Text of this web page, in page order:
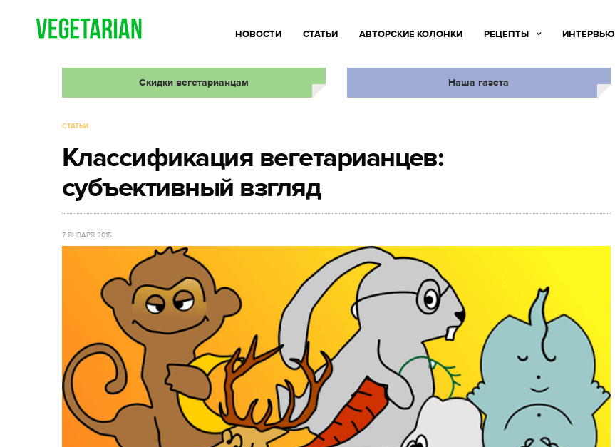
НОВОСТИ СТАТЬИ АВТОРСКИЕ КОЛОНКИ РЕЦЕПТЫ ИНТЕРВЬЮ
Скидки вегетарианцам Наша газета
СТАТЬИ
Классификация вегетарианцев:
субъективный взгляд
7 ЯНВАРЯ 2015